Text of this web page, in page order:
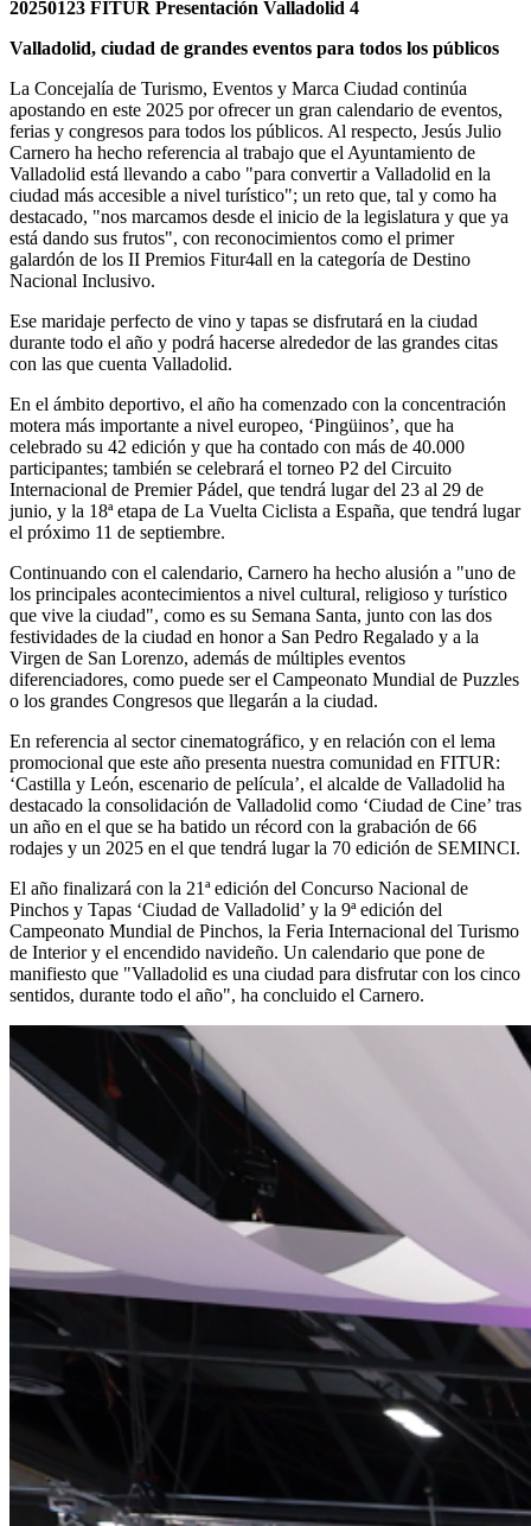
20250123 FITUR Presentación Valladolid 4
Valladolid, ciudad de grandes eventos para todos los públicos
La Concejalía de Turismo, Eventos y Marca Ciudad continúa
apostando en este 2025 por ofrecer un gran calendario de eventos,
ferias y congresos para todos los públicos. Al respecto, Jesús Julio
Carnero ha hecho referencia al trabajo que el Ayuntamiento de
Valladolid está llevando a cabo "para convertir a Valladolid en la
ciudad más accesible a nivel turístico"; un reto que, tal y como ha
destacado, "nos marcamos desde el inicio de la legislatura y que ya
está dando sus frutos", con reconocimientos como el primer
galardón de los II Premios Fitur4all en la categoría de Destino
Nacional Inclusivo.
Ese maridaje perfecto de vino y tapas se disfrutará en la ciudad
durante todo el año y podrá hacerse alrededor de las grandes citas
con las que cuenta Valladolid.
En el ámbito deportivo, el año ha comenzado con la concentración
motera más importante a nivel europeo, ‘Pingüinos’, que ha
celebrado su 42 edición y que ha contado con más de 40.000
participantes; también se celebrará el torneo P2 del Circuito
Internacional de Premier Pádel, que tendrá lugar del 23 al 29 de
junio, y la 18ª etapa de La Vuelta Ciclista a España, que tendrá lugar
el próximo 11 de septiembre.
Continuando con el calendario, Carnero ha hecho alusión a "uno de
los principales acontecimientos a nivel cultural, religioso y turístico
que vive la ciudad", como es su Semana Santa, junto con las dos
festividades de la ciudad en honor a San Pedro Regalado y a la
Virgen de San Lorenzo, además de múltiples eventos
diferenciadores, como puede ser el Campeonato Mundial de Puzzles
o los grandes Congresos que llegarán a la ciudad.
En referencia al sector cinematográfico, y en relación con el lema
promocional que este año presenta nuestra comunidad en FITUR:
‘Castilla y León, escenario de película’, el alcalde de Valladolid ha
destacado la consolidación de Valladolid como ‘Ciudad de Cine’ tras
un año en el que se ha batido un récord con la grabación de 66
rodajes y un 2025 en el que tendrá lugar la 70 edición de SEMINCI.
El año finalizará con la 21ª edición del Concurso Nacional de
Pinchos y Tapas ‘Ciudad de Valladolid’ y la 9ª edición del
Campeonato Mundial de Pinchos, la Feria Internacional del Turismo
de Interior y el encendido navideño. Un calendario que pone de
manifiesto que "Valladolid es una ciudad para disfrutar con los cinco
sentidos, durante todo el año", ha concluido el Carnero.